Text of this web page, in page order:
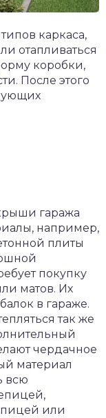
каркаса,
отапливаться
коробки,
После этого
гаража
например,
плиты
покупку
матов. Их
в гараже.
так же
чердачное
материал
всю
или